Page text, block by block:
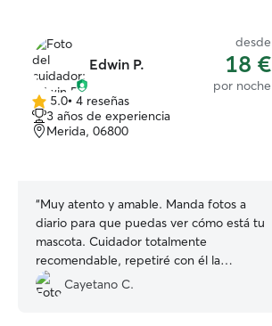
Edwin P.
desde
18 €
por noche
5.0
de
5
5.0• 4 reseñas
3 años de experiencia
Merida, 06800
“Muy atento y amable. Manda fotos a
diario para que puedas ver cómo está tu
mascota. Cuidador totalmente
recomendable, repetiré con él la
próxima vez. 10/10
Cayetano C.